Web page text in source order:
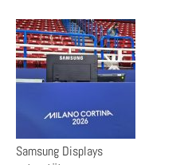
Samsung Displays